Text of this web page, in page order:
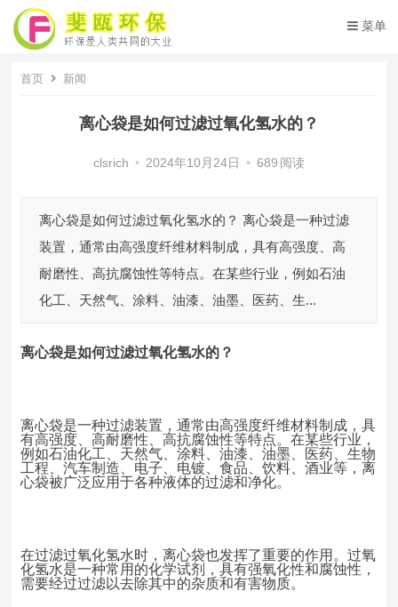
菜单
首页 新闻
离心袋是如何过滤过氧化氢水的？
clsrich • 2024年10月24日 • 689 阅读
离心袋是如何过滤过氧化氢水的？ 离心袋是一种过滤
装置，通常由高强度纤维材料制成，具有高强度、高
耐磨性、高抗腐蚀性等特点。在某些行业，例如石油
化工、天然气、涂料、油漆、油墨、医药、生...
离心袋是如何过滤过氧化氢水的？
离心袋是一种过滤装置，通常由高强度纤维材料制成，具
有高强度、高耐磨性、高抗腐蚀性等特点。在某些行业，
例如石油化工、天然气、涂料、油漆、油墨、医药、生物
工程、汽车制造、电子、电镀、食品、饮料、酒业等，离
心袋被广泛应用于各种液体的过滤和净化。
在过滤过氧化氢水时，离心袋也发挥了重要的作用。过氧
化氢水是一种常用的化学试剂，具有强氧化性和腐蚀性，
需要经过过滤以去除其中的杂质和有害物质。